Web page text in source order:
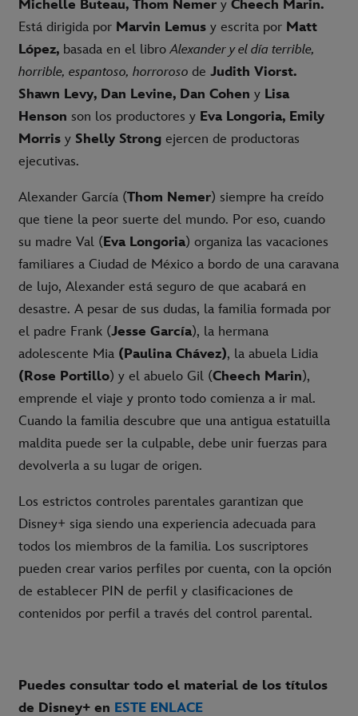
Michelle Buteau, Thom Nemer y Cheech Marin.
Está dirigida por Marvin Lemus y escrita por Matt
López, basada en el libroAlexander y el día terrible,
horrible, espantoso, horroroso de Judith Viorst.
Shawn Levy, Dan Levine, Dan Cohen y Lisa
Henson son los productores y Eva Longoria, Emily
Morris y Shelly Strong ejercen de productoras
ejecutivas.
Alexander García (Thom Nemer) siempre ha creído
que tiene la peor suerte del mundo. Por eso, cuando
su madre Val (Eva Longoria) organiza las vacaciones
familiares a Ciudad de México a bordo de una caravana
de lujo, Alexander está seguro de que acabará en
desastre. A pesar de sus dudas, la familia formada por
el padre Frank (Jesse García), la hermana
adolescente Mia (Paulina Chávez), la abuela Lidia
(Rose Portillo) y el abuelo Gil (Cheech Marin),
emprende el viaje y pronto todo comienza a ir mal.
Cuando la familia descubre que una antigua estatuilla
maldita puede ser la culpable, debe unir fuerzas para
devolverla a su lugar de origen.
Los estrictos controles parentales garantizan que
Disney+ siga siendo una experiencia adecuada para
todos los miembros de la familia. Los suscriptores
pueden crear varios perfiles por cuenta, con la opción
de establecer PIN de perfil y clasificaciones de
contenidos por perfil a través del control parental.
Puedes consultar todo el material de los títulos
de Disney+ en ESTE ENLACE